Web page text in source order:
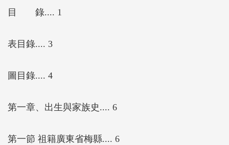
防性觀點來強化復原力的推廣應用。本書期望藉由訪
隊堅毅度過難關，並不斷擴大其影響力，期許讀者能
目 錄.... 1
表目錄.... 3
圖目錄.... 4
第一章、出生與家族史.... 6
第一節 祖籍廣東省梅縣.... 6